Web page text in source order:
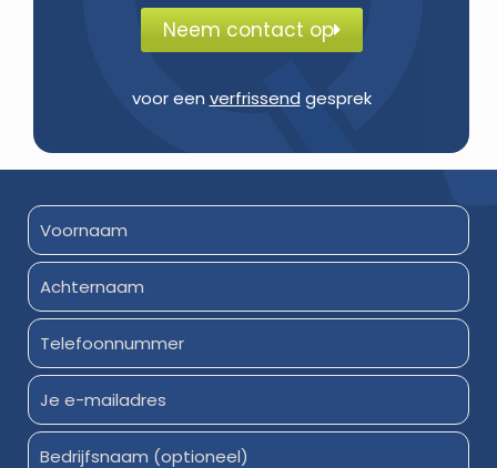
Neem contact op
voor eenverfrissend gesprek